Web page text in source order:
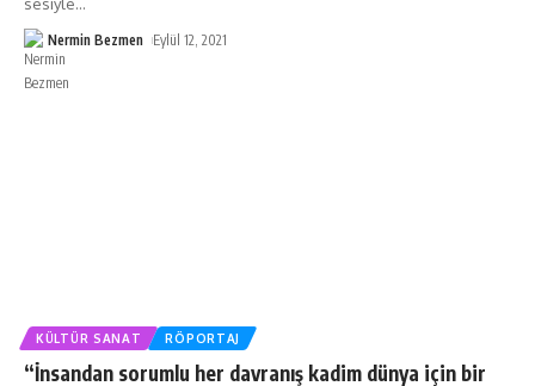
Nermin Bezmen Eylül 12, 2021
KÜLTÜR SANAT RÖPORTAJ
“İnsandan sorumlu her davranış kadim dünya için bir